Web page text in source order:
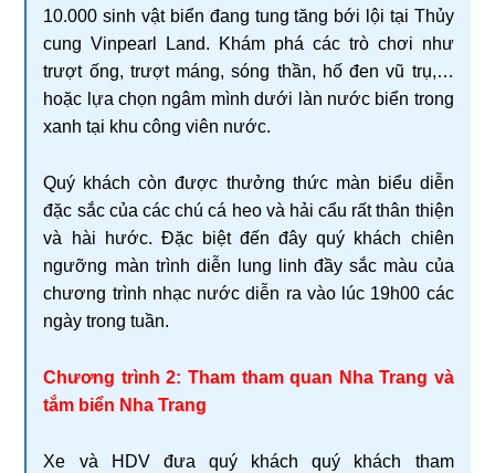
10.000 sinh vật biển đang tung tăng bới lội tại Thủy
cung Vinpearl Land. Khám phá các trò chơi như
trượt ống, trượt máng, sóng thần, hố đen vũ trụ,…
hoặc lựa chọn ngâm mình dưới làn nước biển trong
xanh tại khu công viên nước.
Quý khách còn được thưởng thức màn biểu diễn
đặc sắc của các chú cá heo và hải cẩu rất thân thiện
và hài hước. Đặc biệt đến đây quý khách chiên
ngưỡng màn trình diễn lung linh đầy sắc màu của
chương trình nhạc nước diễn ra vào lúc 19h00 các
ngày trong tuần.
Chương trình 2: Tham tham quan Nha Trang và
tắm biển Nha Trang
Xe và HDV đưa quý khách quý khách tham